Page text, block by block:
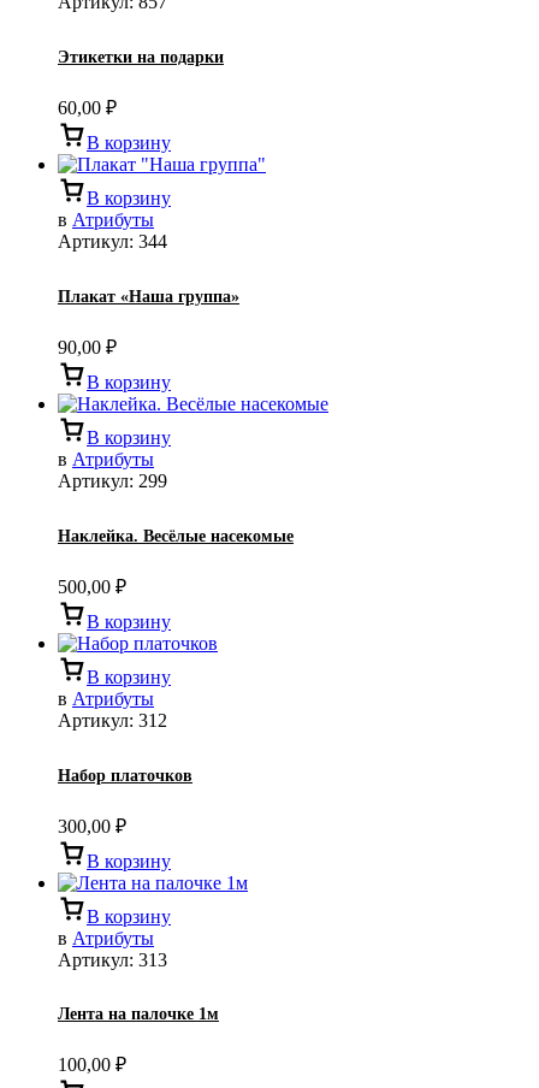
Этикетки на подарки
60,00 ₽
В корзину
В корзину
в Атрибуты
Артикул: 344
Плакат «Наша группа»
90,00 ₽
В корзину
В корзину
в Атрибуты
Артикул: 299
Наклейка. Весёлые насекомые
500,00 ₽
В корзину
В корзину
в Атрибуты
Артикул: 312
Набор платочков
300,00 ₽
В корзину
В корзину
в Атрибуты
Артикул: 313
Лента на палочке 1м
100,00 ₽